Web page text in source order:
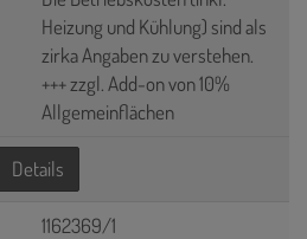
Heizung und Kühlung) sind als
zirka Angaben zu verstehen.
+++ zzgl. Add-on von 10%
Allgemeinflächen
Details
1162369/1